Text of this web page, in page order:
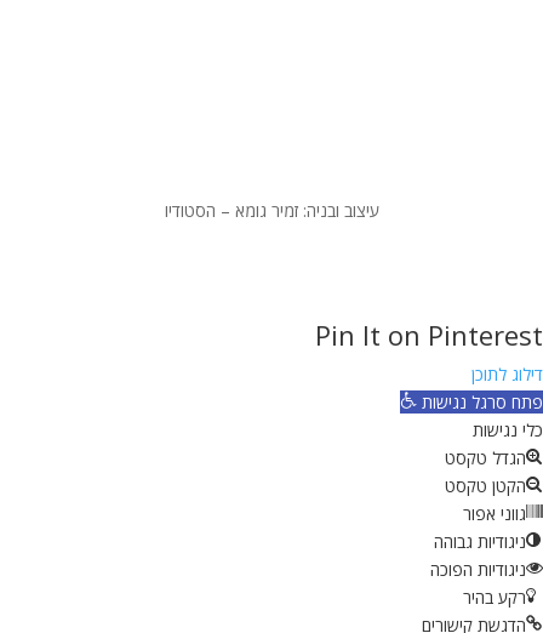
עיצוב ובניה: זמיר גומא – הסטודיו
Pin It on Pinterest
דילוג לתוכן
פתח סרגל נגישות
כלי נגישות
הגדל טקסט
הקטן טקסט
גווני אפור
ניגודיות גבוהה
ניגודיות הפוכה
רקע בהיר
הדגשת קישורים